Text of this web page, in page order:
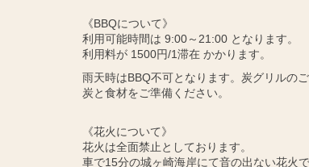
《BBQについて》
利用可能時間は 9:00～21:00 となります。
利用料が 1500円/1滞在 かかります。
雨天時はBBQ不可となります。炭グリルのご
炭と食材をご準備ください。
《花火について》
花火は全面禁止としております。
車で15分の城ヶ崎海岸にて音の出ない花火